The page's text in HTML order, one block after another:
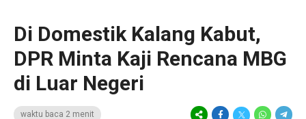
Di Domestik Kalang Kabut,
DPR Minta Kaji Rencana MBG
di Luar Negeri
waktu baca 2 menit